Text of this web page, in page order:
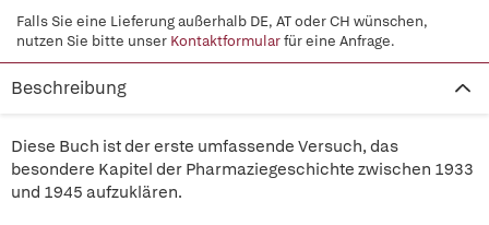
Falls Sie eine Lieferung außerhalb DE, AT oder CH wünschen,
nutzen Sie bitte unser Kontaktformularfür eine Anfrage.
Beschreibung
Diese Buch ist der erste umfassende Versuch, das
besondere Kapitel der Pharmaziegeschichte zwischen 1933
und 1945 aufzuklären.